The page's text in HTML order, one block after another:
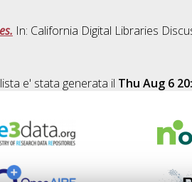
In: California Digital Libraries
e' stata generata il Thu Aug 6